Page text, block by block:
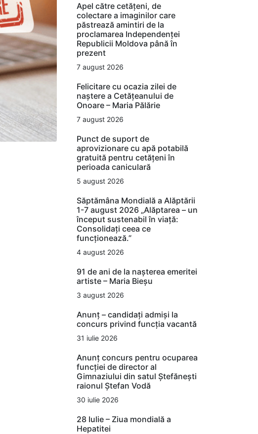
Apel către cetățeni, de
colectare a imaginilor care
păstrează amintiri de la
proclamarea Independenței
Republicii Moldova până în
prezent
7 august 2026
Felicitare cu ocazia zilei de
naștere a Cetățeanului de
Onoare – Maria Pălărie
7 august 2026
Punct de suport de
aprovizionare cu apă potabilă
gratuită pentru cetățeni în
perioada caniculară
5 august 2026
Săptămâna Mondială a Alăptării
1-7 august 2026 „Alăptarea – un
început sustenabil în viață:
Consolidați ceea ce
funcționează.”
4 august 2026
91 de ani de la nașterea emeritei
artiste – Maria Bieșu
3 august 2026
Anunț – candidați admiși la
concurs privind funcția vacantă
31 iulie 2026
Anunț concurs pentru ocuparea
funcției de director al
Gimnaziului din satul Ștefănești
raionul Ștefan Vodă
30 iulie 2026
28 Iulie – Ziua mondială a
Hepatitei